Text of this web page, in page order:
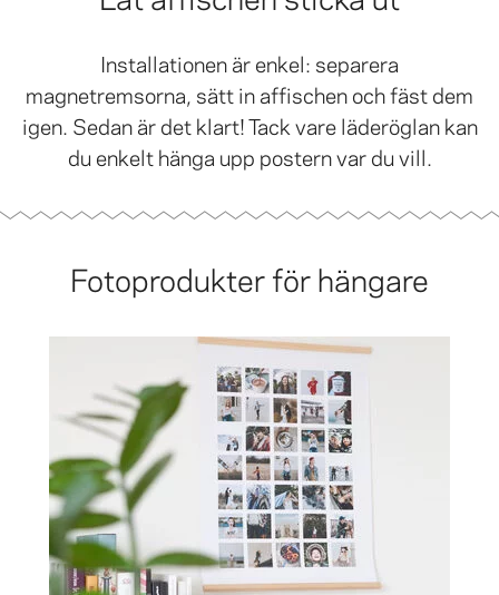
Installationen är enkel: separera
magnetremsorna, sätt in affischen och fäst dem
igen. Sedan är det klart! Tack vare läderöglan kan
du enkelt hänga upp postern var du vill.
Fotoprodukter för hängare